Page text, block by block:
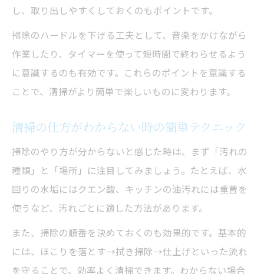
し、取り出しやすくしておくのもポイントです。
掃除のハードルを下げる工夫として、音楽をかけながら
作業したり、タイマーを使って短時間で終わらせるよう
に意識するのも有効です。これらのポイントを意識する
ことで、清掃がより簡単で楽しいものに変わります。
清掃の仕方がわからない時の簡単テクニック
掃除のやり方が分からないと感じた時は、まず「汚れの
種類」と「場所」に注目してみましょう。たとえば、水
回りの水垢にはクエン酸、キッチンの油汚れには重曹を
使うなど、汚れごとに適した方法があります。
また、掃除の順番を決めておくのも効果的です。基本的
には、ほこりを落とす→拭き掃除→仕上げといった流れ
を守ることで、効率よく清掃できます。わからない場合